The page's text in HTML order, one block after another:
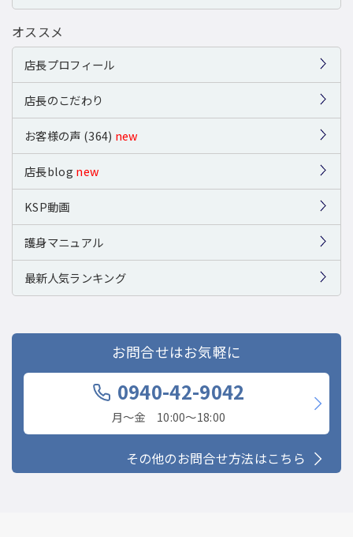
オススメ
店長プロフィール
店長のこだわり
お客様の声 (364) new
店長blog new
KSP動画
護身マニュアル
最新人気ランキング
お問合せはお気軽に
0940-42-9042
月〜金 10:00〜18:00
その他のお問合せ方法はこちら